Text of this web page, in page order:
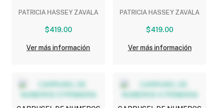
PATRICIA HASSEY ZAVALA
$419.00
Ver más información
PATRICIA HASSEY ZAVALA
$419.00
Ver más información